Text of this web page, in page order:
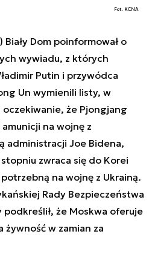
Fot. KCNA
Dom poinformował o
wywiadu, z których
Putin i przywódca
Un wymienili listy, w
że Pjongjang
na wojnę z
administracji Joe Bidena,
zwraca się do Korei
na wojnę z Ukrainą.
Rady Bezpieczeństwa
że Moskwa oferuje
żywność w zamian za